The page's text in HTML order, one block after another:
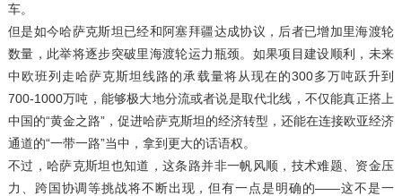
车。
但是如今哈萨克斯坦已经和阿塞拜疆达成协议，后者已增加里海渡轮
数量，此举将逐步突破里海渡轮运力瓶颈。如果项目建设顺利，未来
中欧班列走哈萨克斯坦线路的承载量将从现在的300多万吨跃升到
700-1000万吨，能够极大地分流或者说是取代北线，不仅能真正搭上
中国的“黄金之路”，促进哈萨克斯坦的经济转型，还能在连接欧亚经济
通道的“一带一路”当中，拿到更大的话语权。
不过，哈萨克斯坦也知道，这条路并非一帆风顺，技术难题、资金压
力、跨国协调等挑战将不断出现，但有一点是明确的——这不是一